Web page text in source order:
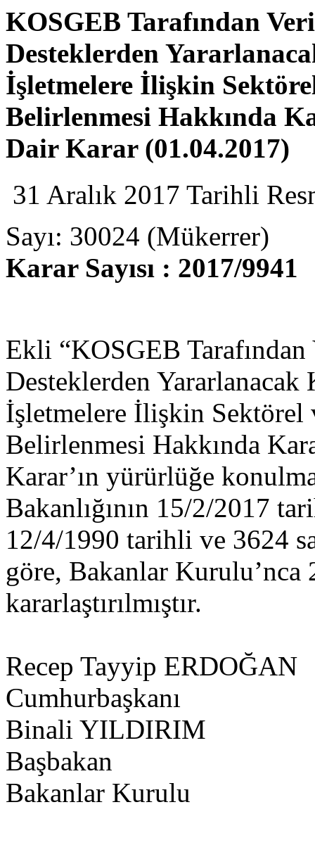
KOSGEB Tarafından
Desteklerden
İşletmelere İlişkin
Belirlenmesi Hakkında
Dair Karar (01.04.2017)
31 Aralık 2017 Tarihli
Sayı: 30024 (Mükerrer)
Karar Sayısı : 2017/9941
Ekli “KOSGEB
Desteklerden
İşletmelere İlişkin
Belirlenmesi Hakkında
Karar’ın yürürlüğe
Bakanlığının 15/2/2017
12/4/1990 tarihli ve 3624
göre, Bakanlar
kararlaştırılmıştır.
Recep Tayyip ERDOĞAN
Cumhurbaşkanı
Binali YILDIRIM
Başbakan
Bakanlar Kurulu